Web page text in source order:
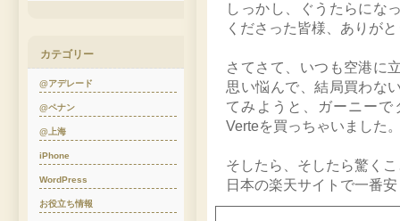
しっかし、ぐうたらにな
くださった皆様、ありが
さてさて、いつも空港に
思い悩んで、結局買わな
てみようと、ガーニーで
Verteを買っちゃいました
そしたら、そしたら驚く
日本の楽天サイトで一番
カテゴリー
@アデレード
@ペナン
@上海
iPhone
WordPress
お役立ち情報